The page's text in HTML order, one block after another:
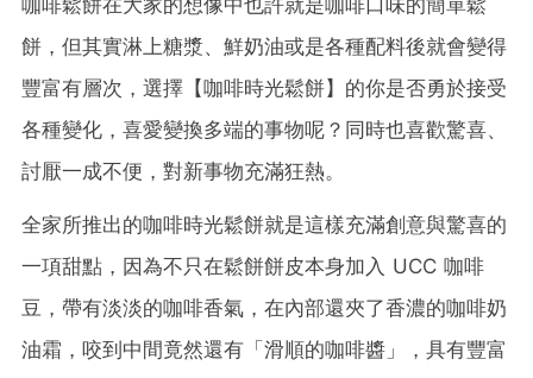
咖啡鬆餅在大家的想像中也許就是咖啡口味的簡單鬆
餅，但其實淋上糖漿、鮮奶油或是各種配料後就會變得
豐富有層次，選擇【咖啡時光鬆餅】的你是否勇於接受
各種變化，喜愛變換多端的事物呢？同時也喜歡驚喜、
討厭一成不便，對新事物充滿狂熱。
全家所推出的咖啡時光鬆餅就是這樣充滿創意與驚喜的
一項甜點，因為不只在鬆餅餅皮本身加入 UCC 咖啡
豆，帶有淡淡的咖啡香氣，在內部還夾了香濃的咖啡奶
油霜，咬到中間竟然還有「滑順的咖啡醬」，具有豐富